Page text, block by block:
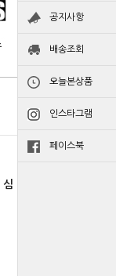
공지사항
배송조회
오늘본상품
인스타그램
페이스북
심